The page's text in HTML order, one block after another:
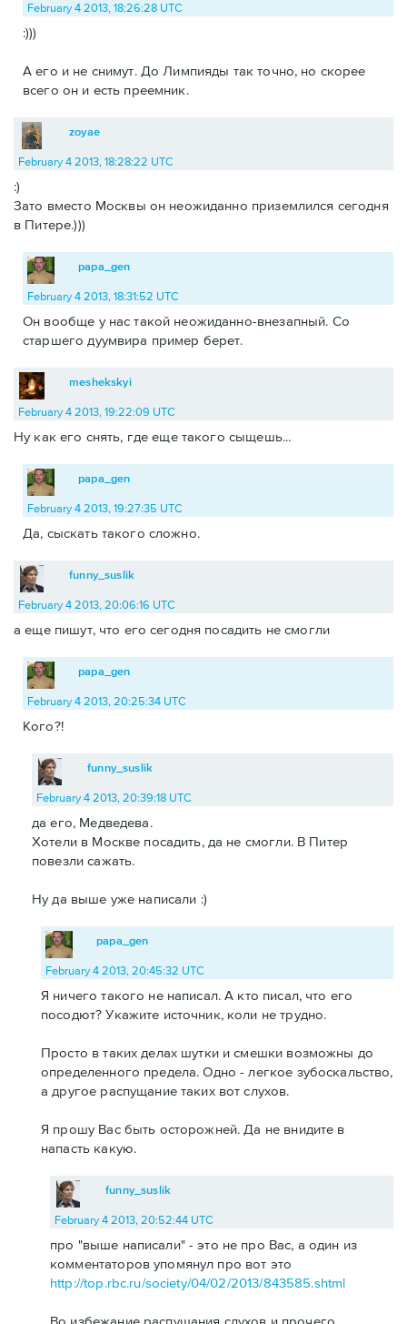
February 4 2013, 18:26:28 UTC
:)))
А его и не снимут. До Лимпияды так точно, но скорее
всего он и есть преемник.
zoyae
February 4 2013, 18:28:22 UTC
:)
Зато вместо Москвы он неожиданно приземлился сегодня
в Питере.)))
papa_gen
February 4 2013, 18:31:52 UTC
Он вообще у нас такой неожиданно-внезапный. Со
старшего дуумвира пример берет.
meshekskyi
February 4 2013, 19:22:09 UTC
Ну как его снять, где еще такого сыщешь...
papa_gen
February 4 2013, 19:27:35 UTC
Да, сыскать такого сложно.
funny_suslik
February 4 2013, 20:06:16 UTC
а еще пишут, что его сегодня посадить не смогли
papa_gen
February 4 2013, 20:25:34 UTC
Кого?!
funny_suslik
February 4 2013, 20:39:18 UTC
да его, Медведева.
Хотели в Москве посадить, да не смогли. В Питер
повезли сажать.
Ну да выше уже написали :)
papa_gen
February 4 2013, 20:45:32 UTC
Я ничего такого не написал. А кто писал, что его
посодют? Укажите источник, коли не трудно.
Просто в таких делах шутки и смешки возможны до
определенного предела. Одно - легкое зубоскальство,
а другое распущание таких вот слухов.
Я прошу Вас быть осторожней. Да не внидите в
напасть какую.
funny_suslik
February 4 2013, 20:52:44 UTC
про "выше написали" - это не про Вас, а один из
комментаторов упомянул про вот это
http://top.rbc.ru/society/04/02/2013/843585.shtml